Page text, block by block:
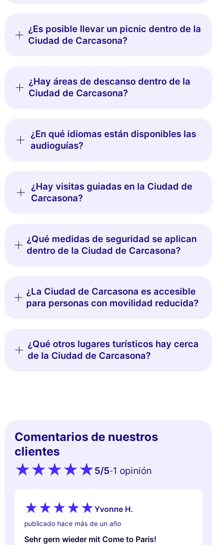
¿Es posible llevar un picnic dentro de la
Ciudad de Carcasona?
¿Hay áreas de descanso dentro de la
Ciudad de Carcasona?
¿En qué idiomas están disponibles las
audioguías?
¿Hay visitas guiadas en la Ciudad de
Carcasona?
¿Qué medidas de seguridad se aplican
dentro de la Ciudad de Carcasona?
¿La Ciudad de Carcasona es accesible
para personas con movilidad reducida?
¿Qué otros lugares turísticos hay cerca
de la Ciudad de Carcasona?
Comentarios de nuestros
clientes
5/5-1 opinión
Yvonne H.
publicado hace más de un año
Sehr gern wieder mit Come to Paris!